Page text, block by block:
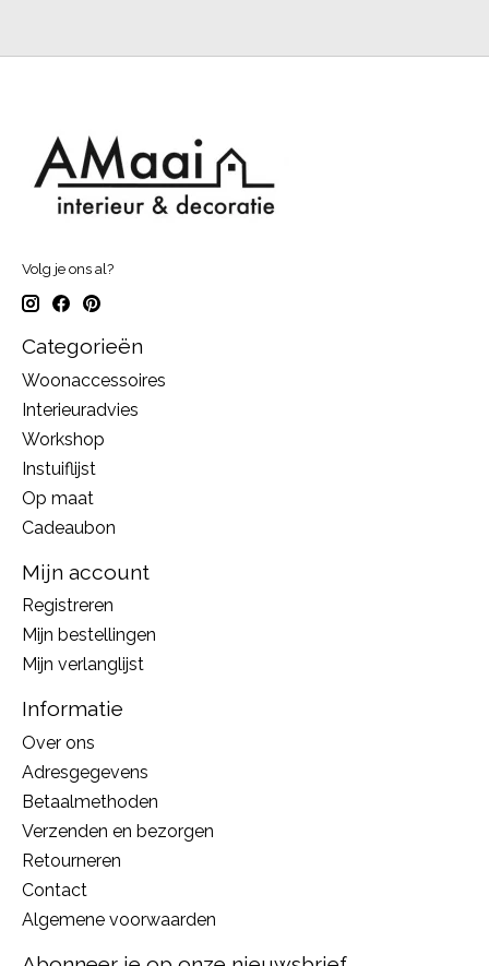
Volg je ons al?
Categorieën
Woonaccessoires
Interieuradvies
Workshop
Instuiflijst
Op maat
Cadeaubon
Mijn account
Registreren
Mijn bestellingen
Mijn verlanglijst
Informatie
Over ons
Adresgegevens
Betaalmethoden
Verzenden en bezorgen
Retourneren
Contact
Algemene voorwaarden